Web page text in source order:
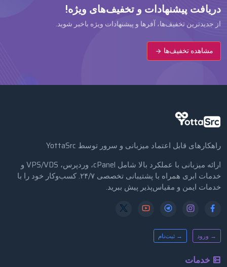
دریافت پیشنهادات و تخفیف‌های ویژه!
از جدیدترین تخفیف‌ها، آفرها و پیشنهادات ویژه باخبر شوید.
مشاهده تخفیف‌ها
راهکارهای قابل اعتماد میزبانی و سرور توسط YottaSrc
ارائه میزبانی با عملکرد بالا شامل cPanel، وردپرس، VPS/VDS و
خدمات ابری همراه با پشتیبانی تخصصی ۲۴/۷. کسب‌وکار خود را با
خدمات ایمن و مقیاس‌پذیر پیش ببرید.
→ ورود → ثبت‌نام
خدمات